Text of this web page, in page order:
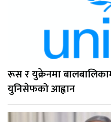
रूस र युक्रेनमा
युनिसेफको आह्वान